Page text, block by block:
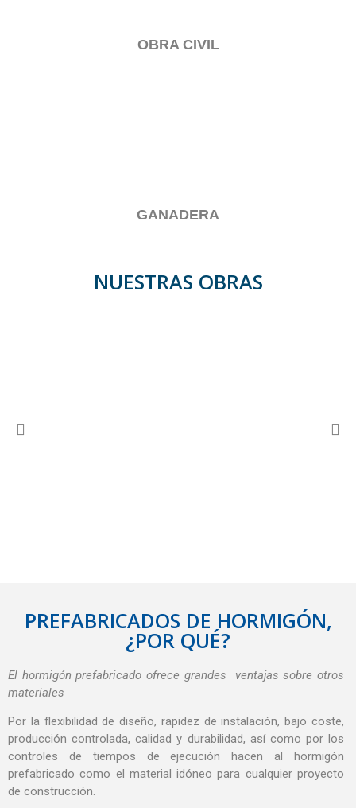
OBRA CIVIL
GANADERA
NUESTRAS OBRAS
PREFABRICADOS DE HORMIGÓN,
¿POR QUÉ?
El hormigón prefabricado ofrece grandes ventajas sobre otros
materiales
Por la flexibilidad de diseño, rapidez de instalación, bajo coste,
producción controlada, calidad y durabilidad, así como por los
controles de tiempos de ejecución hacen al hormigón
prefabricado como el material idóneo para cualquier proyecto
de construcción.